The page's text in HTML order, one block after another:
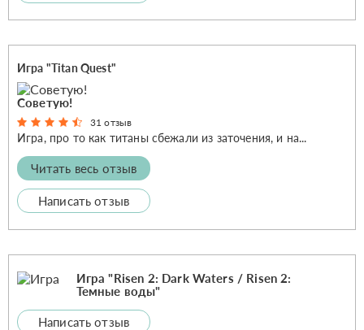
Игра "Titan Quest"
Советую!
31 отзыв
Игра, про то как титаны сбежали из заточения, и на...
Читать весь отзыв
Написать отзыв
Игра "Risen 2: Dark Waters / Risen 2:
Темные воды"
Написать отзыв